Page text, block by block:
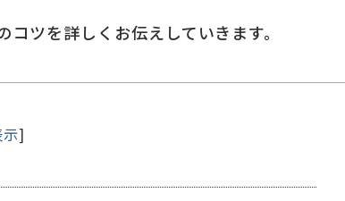
ツを詳しくお伝えしていきます。
]